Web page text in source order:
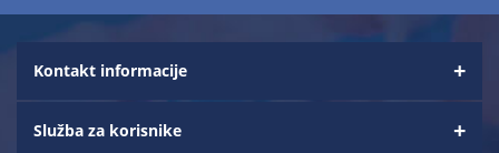
Kontakt informacije
Služba za korisnike